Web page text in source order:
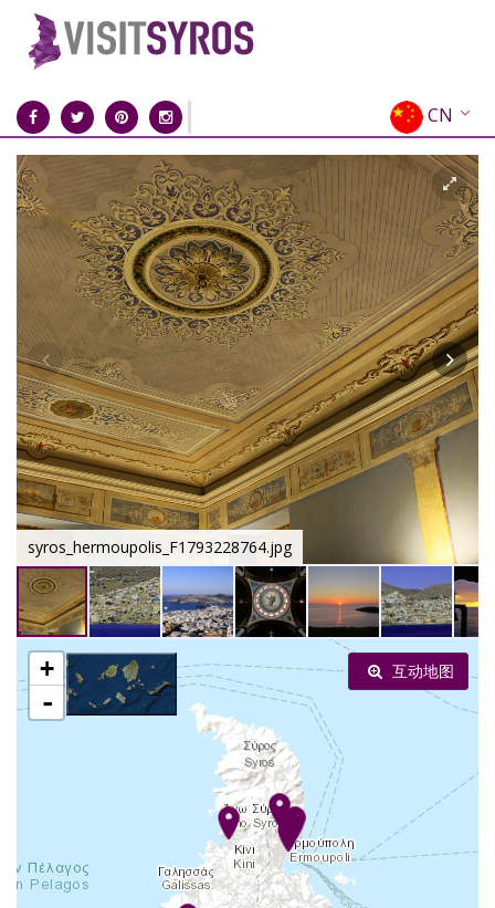
CN
EN
EL
FR
DE
IT
ES
RU
syros_hermoupolis_F1793228764.jpg
+
-
互动地图